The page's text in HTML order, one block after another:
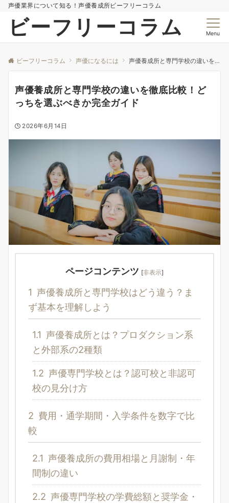
声優業界について知る！声優養成所ビーフリーコラム
ビーフリーコラム Menu
ビーフリーコラム 声優になるには 声優養成所と専門学校の違いを徹底比較！どっちを選ぶべきか完全ガイド
声優養成所と専門学校の違いを徹底比較！ど
っちを選ぶべきか完全ガイド
2026年6月14日
ページコンテンツ [非表示]
1 声優養成所と専門学校はどう違う？ま
ず基本を理解しよう
1.1 声優養成所とは？プロダクション系
と外部系の2種類
1.2 声優専門学校とは？認可校と非認可
校の見分け方
2 費用・通学期間・入学条件を数字で比
較
2.1 声優養成所の費用相場と月謝制・年
間制の違い
2.2 声優専門学校の学費総額と奨学金・